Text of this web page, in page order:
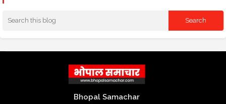
Bhopal Samachar